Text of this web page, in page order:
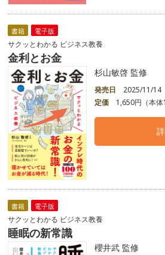
書籍 電子版
サクッとわかる ビジネス教養
金利とお金
杉山敏啓 監修
発売日
2025/11/14
定価
1,650円（本体
書籍 電子版
サクッとわかる ビジネス教養
睡眠の新常識
櫻井武 監修